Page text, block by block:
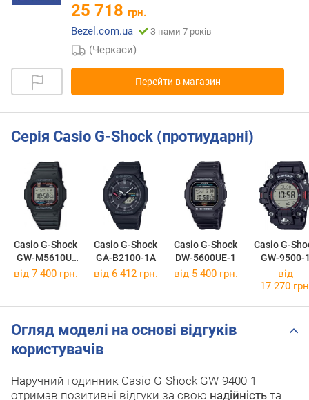
25 718 грн.
Bezel.com.ua
З нами 7 років
(Черкаси)
Перейти в магазин
Серія Casio G-Shock (протиударні)
Casio G-Shock
GW-M5610U-
1E
Casio G-Shock
GA-B2100-1A
Casio G-Shock
DW-5600UE-1
Casio G-
GW-9500-
від 7 400 грн. від 6 412 грн. від 5 400 грн.
від
17 270
Огляд моделі на основі відгуків
користувачів
Наручний годинник Casio G-Shock GW-9400-1
отримав позитивні відгуки за свою надійність та